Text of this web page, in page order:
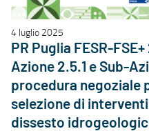
4 luglio 2025
PR Puglia FESR-
Azione 2.5.1 e Sub-
procedura negoziale
selezione di
dissesto